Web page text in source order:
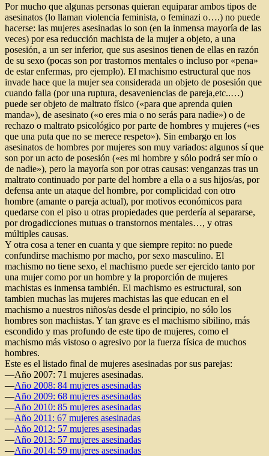
Por mucho que algunas personas quieran equiparar ambos tipos de
asesinatos (lo llaman violencia feminista, o feminazi o….) no puede
hacerse: las mujeres asesinadas lo son (en la inmensa mayoría de las
veces) por esa reducción machista de la mujer a objeto, a una
posesión, a un ser inferior, que sus asesinos tienen de ellas en razón
de su sexo (pocas son por trastornos mentales o incluso por «pena»
de estar enfermas, pro ejemplo). El machismo estructural que nos
invade hace que la mujer sea considerada un objeto de posesión que
cuando falla (por una ruptura, desaveniencias de pareja,etc..…)
puede ser objeto de maltrato físico («para que aprenda quien
manda»), de asesinato («o eres mia o no serás para nadie») o de
rechazo o maltrato psicológico por parte de hombres y mujeres («es
que una puta que no se merece respeto»). Sin embargo en los
asesinatos de hombres por mujeres son muy variados: algunos sí que
son por un acto de posesión («es mi hombre y sólo podrá ser mío o
de nadie»), pero la mayoría son por otras causas: venganzas tras un
maltrato continuado por parte del hombre a ella o a sus hijos/as, por
defensa ante un ataque del hombre, por complicidad con otro
hombre (amante o pareja actual), por motivos económicos para
quedarse con el piso u otras propiedades que perdería al separarse,
por drogadicciones mutuas o transtornos mentales…, y otras
múltiples causas.
Y otra cosa a tener en cuanta y que siempre repito: no puede
confundirse machismo por macho, por sexo masculino. El
machismo no tiene sexo, el machismo puede ser ejercido tanto por
una mujer como por un hombre y la proporción de mujeres
machistas es inmensa también. El machismo es estructural, son
tambien muchas las mujeres machistas las que educan en el
machismo a nuestros niños/as desde el principio, no sólo los
hombres son machistas. Y tan grave es el machismo sibilino, más
escondido y mas profundo de este tipo de mujeres, como el
machismo más vistoso o agresivo por la fuerza física de muchos
hombres.
Este es el listado final de mujeres asesinadas por sus parejas:
—Año 2007: 71 mujeres asesinadas.
—Año 2008: 84 mujeres asesinadas
—Año 2009: 68 mujeres asesinadas
—Año 2010: 85 mujeres asesinadas
—Año 2011: 67 mujeres asesinadas
—Año 2012: 57 mujeres asesinadas
—Año 2013: 57 mujeres asesinadas
—Año 2014: 59 mujeres asesinadas